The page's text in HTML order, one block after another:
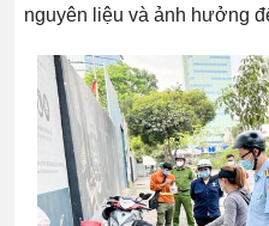
nguyên liệu và ảnh hưởng